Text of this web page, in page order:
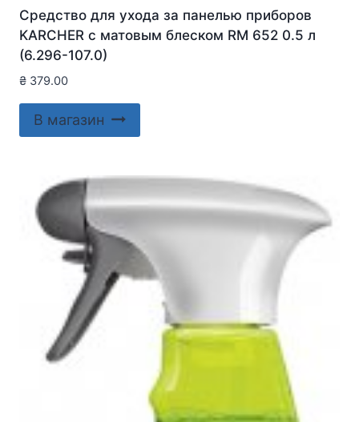
Средство для ухода за панелью приборов
KARCHER с матовым блеском RM 652 0.5 л
(6.296-107.0)
₴ 379.00
В магазин